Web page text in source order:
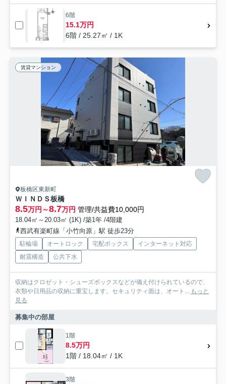
6階
15.1万円
6階 / 25.27㎡ / 1K
賃貸マンション
板橋区東新町
ＷＩＮＤＳ板橋
8.5万円～8.7万円 管理/共益費10,000円
18.04㎡～20.03㎡ (1K) /築1年 /4階建
西武有楽町線「小竹向原」駅 徒歩23分
駐輪場 オートロック 宅配ボックス
インターネット対応
耐震構造
公共下水
収納はクロゼット・シューズボックスなどが備え付けられているので、
衣類や日用品の収納に重宝します。セキュリティ面は、オート...
もっと
見る
募集中の部屋
1階
8.5万円
1階 / 18.04㎡ / 1K
3階